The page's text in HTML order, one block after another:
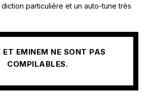
diction particulière et un auto-tune très
ET EMINEM NE SONT PAS
COMPILABLES.